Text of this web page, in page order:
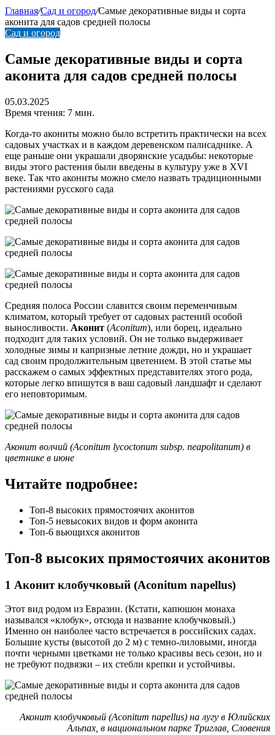
Главная/Сад и огород/Самые декоративные виды и сорта
аконита для садов средней полосы
Сад и огород
Самые декоративные виды и сорта
аконита для садов средней полосы
05.03.2025
Время чтения: 7 мин.
Когда-то акониты можно было встретить практически на всех
садовых участках и в каждом деревенском палисаднике. А
еще раньше они украшали дворянские усадьбы: некоторые
виды этого растения были введены в культуру уже в XVI
веке. Так что акониты можно смело назвать традиционными
растениями русского сада
Средняя полоса России славится своим переменчивым
климатом, который требует от садовых растений особой
выносливости. Аконит (Aconitum), или борец, идеально
подходит для таких условий. Он не только выдерживает
холодные зимы и капризные летние дожди, но и украшает
сад своим продолжительным цветением. В этой статье мы
расскажем о самых эффектных представителях этого рода,
которые легко впишутся в ваш садовый ландшафт и сделают
его неповторимым.
Аконит волчий (Aconitum lycoctonum subsp. neapolitanum) в
цветнике в июне
Читайте подробнее:
Топ-8 высоких прямостоячих аконитов
Топ-5 невысоких видов и форм аконита
Топ-6 вьющихся аконитов
Топ-8 высоких прямостоячих аконитов
1 Аконит клобучковый (Aconitum napellus)
Этот вид родом из Евразии. (Кстати, капюшон монаха
назывался «клобук», отсюда и название клобучковый.)
Именно он наиболее часто встречается в российских садах.
Большие кусты (высотой до 2 м) с темно-лиловыми, иногда
почти черными цветками не только красивы весь сезон, но и
не требуют подвязки – их стебли крепки и устойчивы.
Аконит клобучковый (Aconitum napellus) на лугу в Юлийских
Альпах, в национальном парке Триглав, Словения